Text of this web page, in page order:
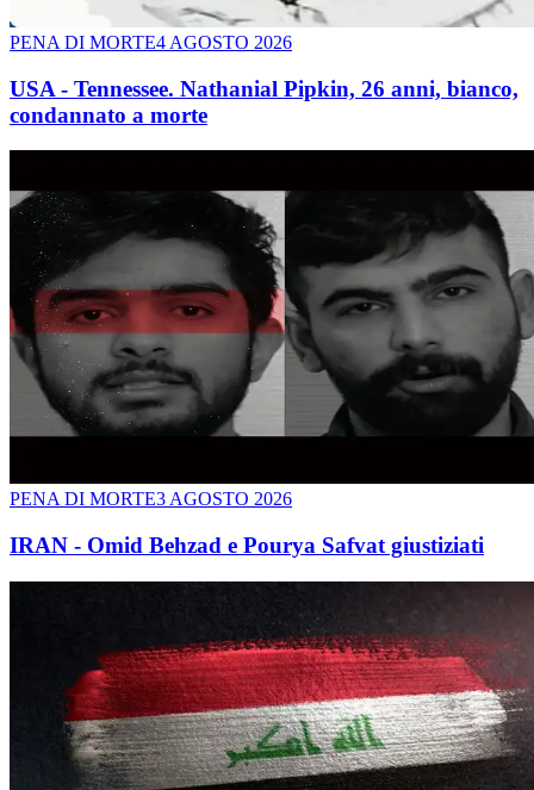
PENA DI MORTE4 AGOSTO 2026
USA - Tennessee. Nathanial Pipkin, 26 anni, bianco,
condannato a morte
PENA DI MORTE3 AGOSTO 2026
IRAN - Omid Behzad e Pourya Safvat giustiziati